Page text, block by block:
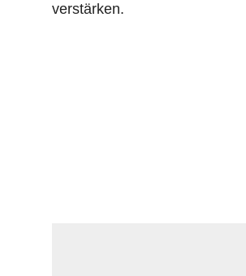
verstärken.